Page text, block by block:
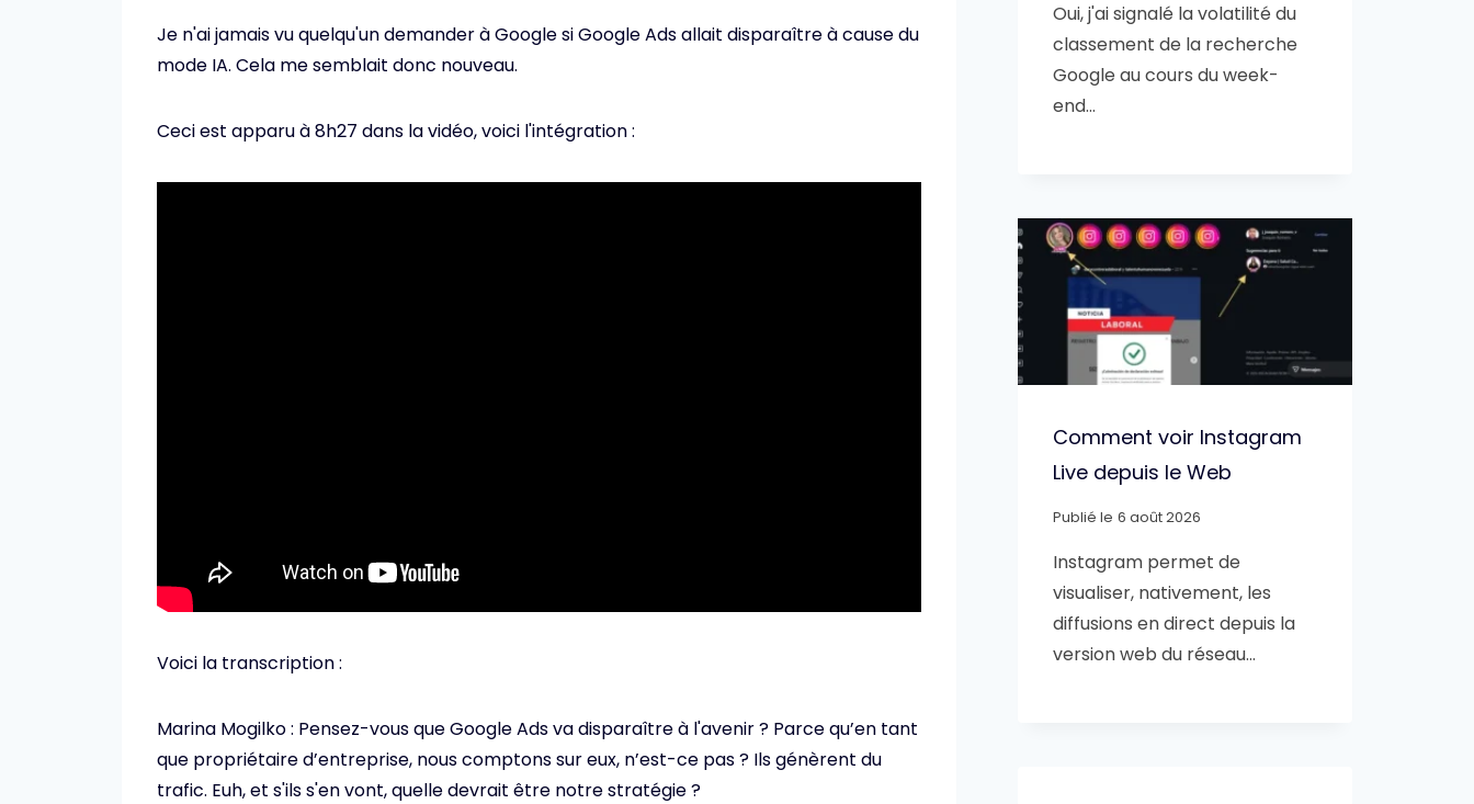
Je n'ai jamais vu quelqu'un demander à Google si Google Ads allait disparaître à cause du
mode IA. Cela me semblait donc nouveau.
Ceci est apparu à 8h27 dans la vidéo, voici l'intégration :
Voici la transcription :
Marina Mogilko : Pensez-vous que Google Ads va disparaître à l'avenir ? Parce qu’en tant
que propriétaire d’entreprise, nous comptons sur eux, n’est-ce pas ? Ils génèrent du
trafic. Euh, et s'ils s'en vont, quelle devrait être notre stratégie ?
Oui, j'ai signalé la volatilité du
classement de la recherche
Google au cours du week-
end…
Comment voir Instagram
Live depuis le Web
Publié le 6 août 2026
Instagram permet de
visualiser, nativement, les
diffusions en direct depuis la
version web du réseau…